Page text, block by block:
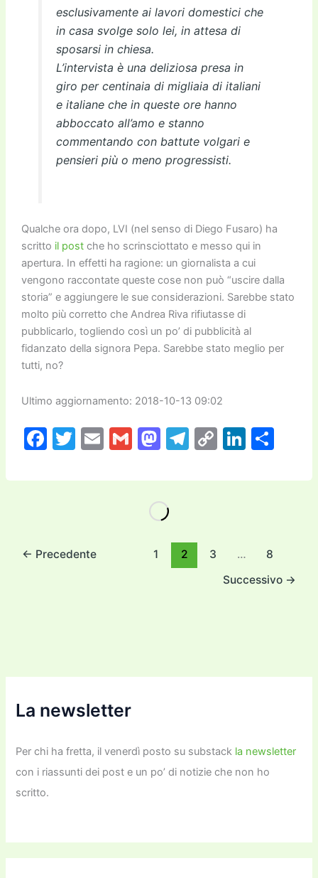
esclusivamente ai lavori domestici che
in casa svolge solo lei, in attesa di
sposarsi in chiesa.
L’intervista è una deliziosa presa in
giro per centinaia di migliaia di italiani
e italiane che in queste ore hanno
abboccato all’amo e stanno
commentando con battute volgari e
pensieri più o meno progressisti.
Qualche ora dopo, LVI (nel senso di Diego Fusaro) ha
scritto il postche ho scrinsciottato e messo qui in
apertura. In effetti ha ragione: un giornalista a cui
vengono raccontate queste cose non può “uscire dalla
storia” e aggiungere le sue considerazioni. Sarebbe stato
molto più corretto che Andrea Riva rifiutasse di
pubblicarlo, togliendo così un po’ di pubblicità al
fidanzato della signora Pepa. Sarebbe stato meglio per
tutti, no?
Ultimo aggiornamento: 2018-10-13 09:02
F
c
o
T
itt
E
ai
G
ai
M
st
o
d
n
T
e
C
p
k
Li
k
n
C
n
← Precedente 1 2 3 …
8
Successivo →
La newsletter
Per chi ha fretta, il venerdì posto su substack la newsletter
con i riassunti dei post e un po’ di notizie che non ho
scritto.